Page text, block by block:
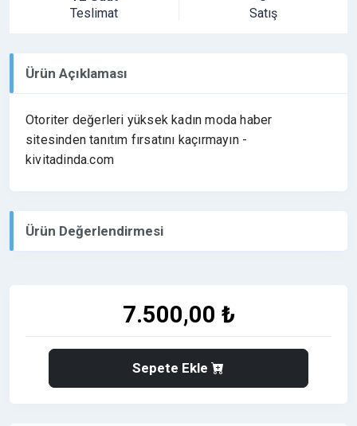
Teslimat Satış
Ürün Açıklaması
Otoriter değerleri yüksek kadın moda haber
sitesinden tanıtım fırsatını kaçırmayın -
kivitadinda.com
Ürün Değerlendirmesi
7.500,00 ₺
Sepete Ekle